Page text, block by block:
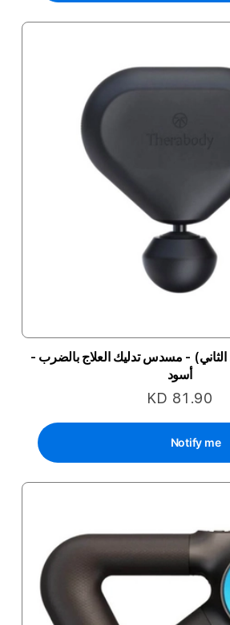
الثاني) - مسدس تدليك العلاج بالضرب -
أسود
KD 81.90
Notify me